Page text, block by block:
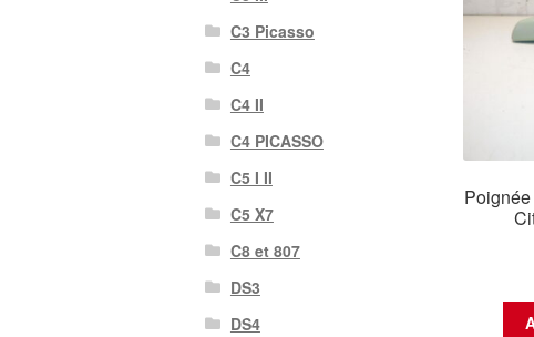
C3 Picasso
C4
C4 II
C4 PICASSO
C5 I II
C5 X7
C8 et 807
DS3
DS4